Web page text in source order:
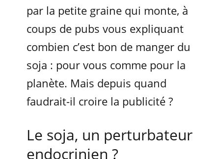
par la petite graine qui monte, à
coups de pubs vous expliquant
combien c’est bon de manger du
soja : pour vous comme pour la
planète. Mais depuis quand
faudrait-il croire la publicité ?
Le soja, un perturbateur
endocrinien ?